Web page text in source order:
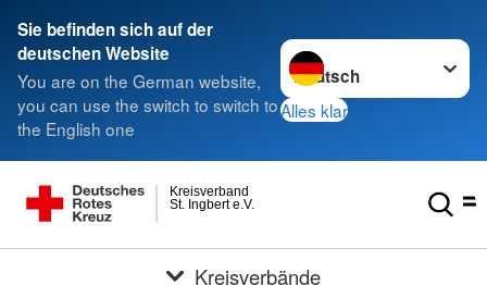
Sie befinden sich auf der
deutschen Website
You are on the German website,
you can use the switch to switch to
the English one
Sprache wechseln zu
Alles klar
St. Ingbert e.V.
Kreisverband
Kreisverbände